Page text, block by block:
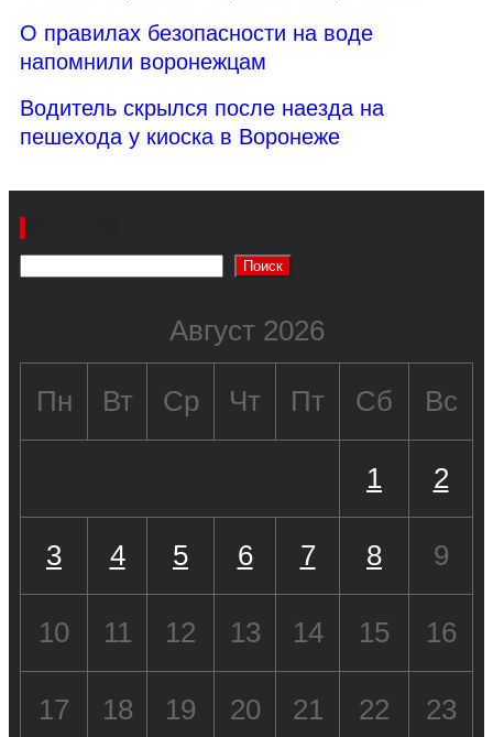
О правилах безопасности на воде
напомнили воронежцам
Водитель скрылся после наезда на
пешехода у киоска в Воронеже
Поиск
Август 2026
Пн Вт Ср Чт Пт Сб Вс
1 2
3 4 5 6 7 8 9
10 11 12 13 14 15 16
17 18 19 20 21 22 23